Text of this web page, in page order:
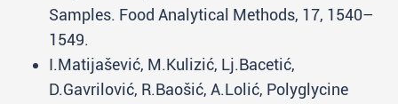
Samples. Food Analytical Methods, 17, 1540–
1549.
I.Matijašević, M.Kulizić, Lj.Bacetić,
D.Gavrilović, R.Baošić, A.Lolić, Polyglycine